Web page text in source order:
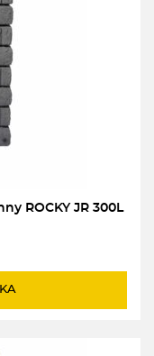
ROCKY JR 300L